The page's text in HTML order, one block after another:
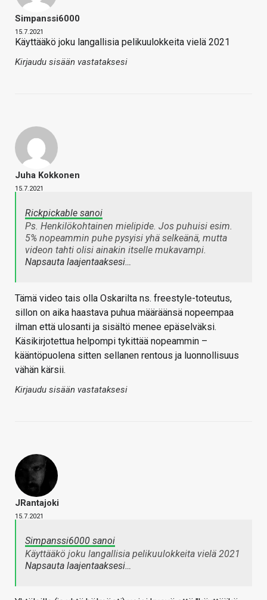
Simpanssi6000
15.7.2021
Käyttääkö joku langallisia pelikuulokkeita vielä 2021
Kirjaudu sisään vastataksesi
Juha Kokkonen
15.7.2021
Rickpickable sanoi
Ps. Henkilökohtainen mielipide. Jos puhuisi esim.
5% nopeammin puhe pysyisi yhä selkeänä, mutta
videon tahti olisi ainakin itselle mukavampi.
Napsauta laajentaaksesi…
Tämä video tais olla Oskarilta ns. freestyle-toteutus,
sillon on aika haastava puhua määräänsä nopeempaa
ilman että ulosanti ja sisältö menee epäselväksi.
Käsikirjotettua helpompi tykittää nopeammin –
kääntöpuolena sitten sellanen rentous ja luonnollisuus
vähän kärsii.
Kirjaudu sisään vastataksesi
JRantajoki
15.7.2021
Simpanssi6000 sanoi
Käyttääkö joku langallisia pelikuulokkeita vielä 2021
Napsauta laajentaaksesi…